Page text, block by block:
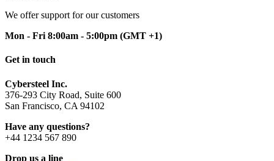
We offer support for our customers
Mon - Fri 8:00am - 5:00pm (GMT +1)
Get in touch
Cybersteel Inc.
376-293 City Road, Suite 600
San Francisco, CA 94102
Have any questions?
+44 1234 567 890
Drop us a line